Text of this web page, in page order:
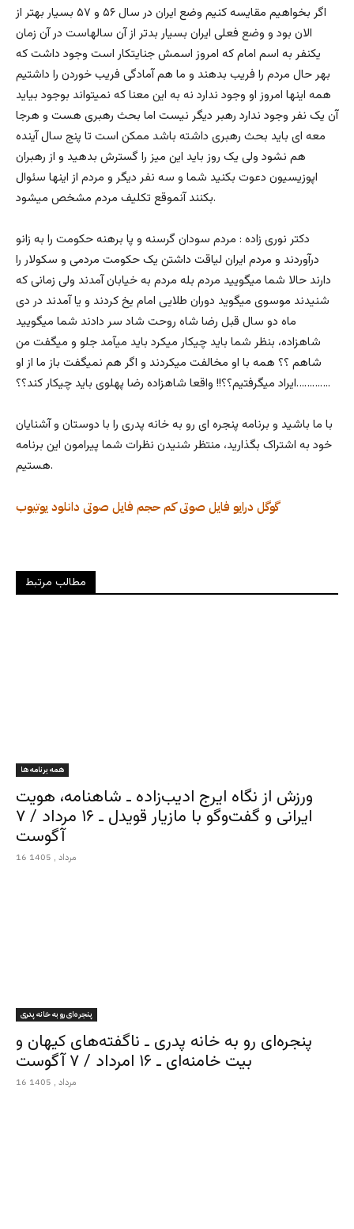
اگر بخواهیم مقایسه کنیم وضع ایران در سال ۵۶ و ۵۷ بسیار بهتر از
الان بود و وضع فعلی ایران بسیار بدتر از آن سالهاست در آن زمان
یکنفر به اسم امام که امروز اسمش جنایتکار است وجود داشت که
بهر حال مردم را فریب بدهند و ما هم آمادگی فریب خوردن را داشتیم
همه اینها امروز او وجود ندارد نه به این معنا که نمیتواند بوجود بیاید
آن یک نفر وجود ندارد رهبر دیگر نیست اما بحث رهبری هست و هرجا
معه ای باید بحث رهبری داشته باشد ممکن است تا پنج سال آینده
هم نشود ولی یک روز باید این میز را گسترش بدهید و از رهبران
اپوزیسیون دعوت بکنید شما و سه نفر دیگر و مردم از اینها سئوال
بکنند آنموقع تکلیف مردم مشخص میشود.
دکتر نوری زاده : مردم سودان گرسنه و پا برهنه حکومت را به زانو
درآوردند و مردم ایران لیاقت داشتن یک حکومت مردمی و سکولار را
دارند حالا شما میگویید مردم بله مردم به خیابان آمدند ولی زمانی که
شنیدند موسوی میگوید دوران طلایی امام یخ کردند و یا آمدند در دی
ماه دو سال قبل رضا شاه روحت شاد سر دادند شما میگویید
شاهزاده، بنظر شما باید چیکار میکرد باید میآمد جلو و میگفت من
شاهم ؟؟ همه با او مخالفت میکردند و اگر هم نمیگفت باز ما از او
ایراد میگرفتیم؟؟!! واقعا شاهزاده رضا پهلوی باید چیکار کند؟؟………….
با ما باشید و برنامه پنجره ای رو به خانه پدری را با دوستان و آشنایان
خود به اشتراک بگذارید، منتظر شنیدن نظرات شما پیرامون این برنامه
هستیم.
یوتیوب دانلود فایل صوتی فایل صوتی کم حجم گوگل درایو
مطالب مرتبط
همه برنامه ها
ورزش از نگاه ایرج ادیب‌زاده ـ شاهنامه، هویت
ایرانی و گفت‌وگو با مازیار قویدل ـ ۱۶ مرداد / ۷
آگوست
16 مرداد , 1405
پنجره‌ای رو به خانه پدری
پنجره‌ای رو به خانه پدری ـ ناگفته‌های کیهان و
بیت خامنه‌ای ـ ۱۶ امرداد / ۷ آگوست
16 مرداد , 1405